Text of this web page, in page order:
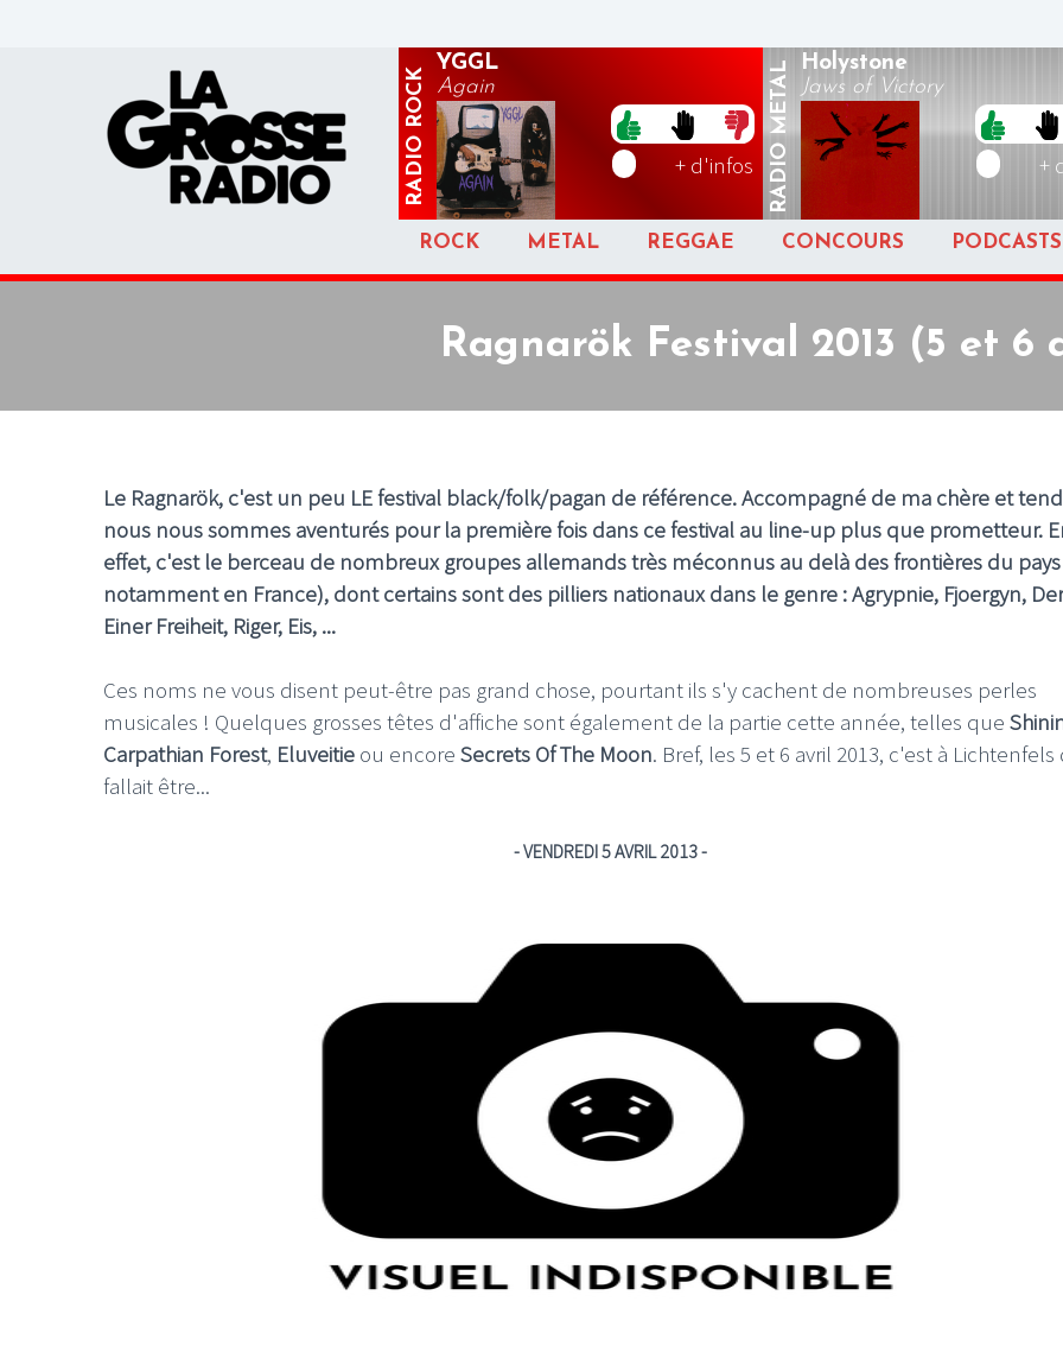
RADIO
ROCK
YGGL
Again
+ d'infos RADIO
METAL Holystone
Jaws of Victory
+
ROCK METAL REGGAE CONCOURS PODCASTS
Ragnarök Festival 2013 (5 et 6
Le Ragnarök, c'est un peu LE festival black/folk/pagan de référence. Accompagné de ma chère et
nous nous sommes aventurés pour la première fois dans ce festival au line-up plus que prometteur.
effet, c'est le berceau de nombreux groupes allemands très méconnus au delà des frontières du
notamment en France), dont certains sont des pilliers nationaux dans le genre : Agrypnie, Fjoergyn,
Einer Freiheit, Riger, Eis, ...
Ces noms ne vous disent peut-être pas grand chose, pourtant ils s'y cachent de nombreuses perles
musicales ! Quelques grosses têtes d'affiche sont également de la partie cette année, telles que
Carpathian Forest, Eluveitie ou encore Secrets Of The Moon. Bref, les 5 et 6 avril 2013, c'est à
fallait être...
- VENDREDI 5 AVRIL 2013 -